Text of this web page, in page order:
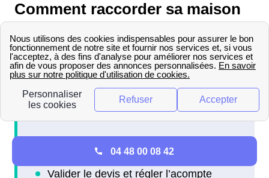
Comment raccorder sa maison
Le raccordement de son logement au réseau
électrique à Vailly (10 150) se fait en plusieurs
04 48 00 08 42